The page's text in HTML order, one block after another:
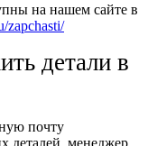
на нашем сайте в
zapchasti/
детали в
почту
деталей, менеджер